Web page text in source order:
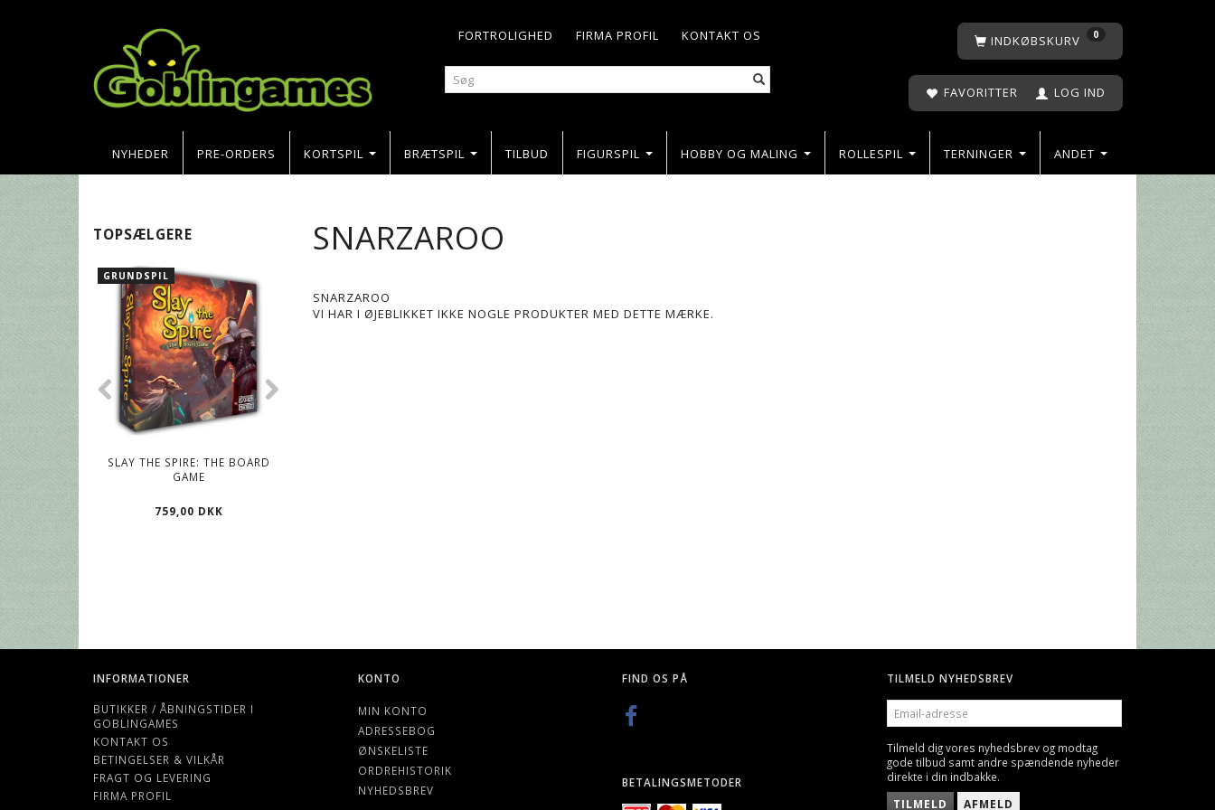
KONTAKT OS
FIRMA PROFIL
FORTROLIGHED INDKØBSKURV 0
FAVORITTER LOG IND
NYHEDER PRE-ORDERS KORTSPIL BRÆTSPIL TILBUD FIGURSPIL HOBBY OG MALING ROLLESPIL TERNINGER ANDET
TOPSÆLGERE
GRUNDSPIL
SLAY THE SPIRE: THE BOARD
GAME
759,00 DKK
BOARD GAMES SLEEVES -
GLARE - SMALL, 44 X 68
25,00 DKK
SNARZAROO
SNARZAROO
VI HAR I ØJEBLIKKET IKKE NOGLE PRODUKTER MED DETTE MÆRKE.
INFORMATIONER
BUTIKKER / ÅBNINGSTIDER I
GOBLINGAMES
KONTAKT OS
BETINGELSER & VILKÅR
FRAGT OG LEVERING
FIRMA PROFIL
KONTO
MIN KONTO
ADRESSEBOG
ØNSKELISTE
ORDREHISTORIK
NYHEDSBREV
FIND OS PÅ
BETALINGSMETODER
TILMELD NYHEDSBREV
EMAIL-
ADRESSE
Tilmeld dig vores nyhedsbrev og modtag
gode tilbud samt andre spændende nyheder
direkte i din indbakke.
TILMELD AFMELD